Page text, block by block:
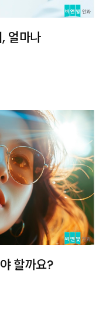
얼마나
할까요?